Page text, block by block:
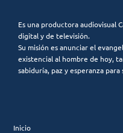
Es una productora audiovisual
digital y de televisión.
Su misión es anunciar el
existencial al hombre de hoy,
sabiduría, paz y esperanza para
Inicio